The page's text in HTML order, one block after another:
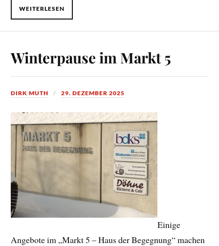
WEITERLESEN
Winterpause im Markt 5
DIRK MUTH 29. DEZEMBER 2025
Einige
Angebote im „Markt 5 – Haus der Begegnung“ machen